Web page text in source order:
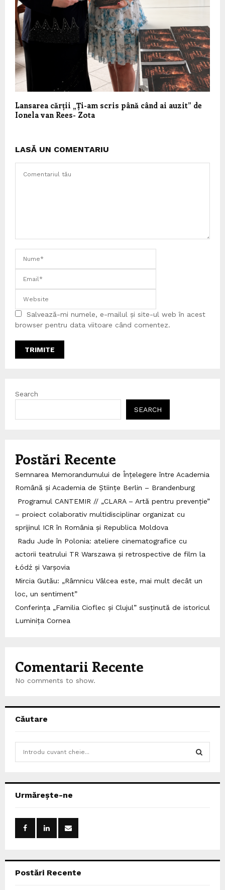
Lansarea cărții „Ți-am scris până când ai auzit” de
Ionela van Rees- Zota
LASĂ UN COMENTARIU
Salvează-mi numele, e-mailul și site-ul web în acest
browser pentru data viitoare când comentez.
Search
SEARCH
Postări Recente
Semnarea Memorandumului de Înțelegere între Academia
Română și Academia de Științe Berlin – Brandenburg
Programul CANTEMIR // „CLARA – Artă pentru prevenție”
– proiect colaborativ multidisciplinar organizat cu
sprijinul ICR în România și Republica Moldova
Radu Jude în Polonia: ateliere cinematografice cu
actorii teatrului TR Warszawa și retrospective de film la
Łódź și Varșovia
Mircia Gutău: „Râmnicu Vâlcea este, mai mult decât un
loc, un sentiment”
Conferința „Familia Cioflec și Clujul” susținută de istoricul
Luminița Cornea
Comentarii Recente
No comments to show.
Căutare
h
Urmărește-ne
Postări Recente